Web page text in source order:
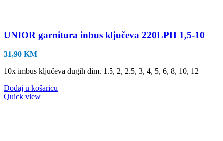
UNIOR garnitura inbus ključeva 220LPH 1,5-10
31,90 KM
10x imbus ključeva dugih dim. 1.5, 2, 2.5, 3, 4, 5, 6, 8, 10, 12
Dodaj u košaricu
Quick view